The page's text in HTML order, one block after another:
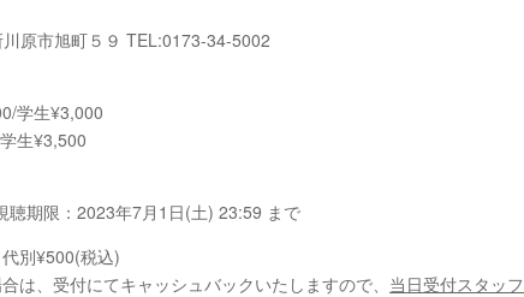
原市旭町５９ TEL:0173-34-5002
学生¥3,000
生¥3,500
聴期限：2023年7月1日(土) 23:59 まで
別¥500(税込)
は、受付にてキャッシュバックいたしますので、 当日受付スタッ